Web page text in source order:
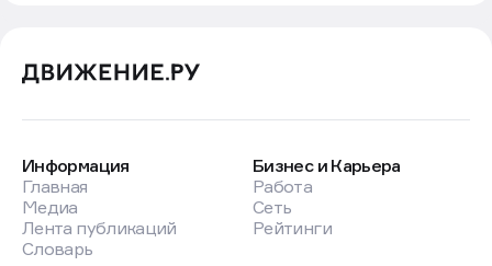
Информация
Главная
Медиа
Лента публикаций
Словарь
Бизнес и Карьера
Работа
Сеть
Рейтинги